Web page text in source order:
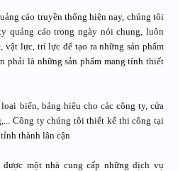
cáo truyền thống hiện nay, chúng tôi
quảng cáo trong ngày nói chung, luôn
vật lực, trí lực để tạo ra những sản phẩm
phải là những sản phẩm mang tính thiết
biển, bảng hiệu cho các công ty, cửa
Công ty chúng tôi thiết kế thi công tại
thành lân cận
một nhà cung cấp những dịch vụ